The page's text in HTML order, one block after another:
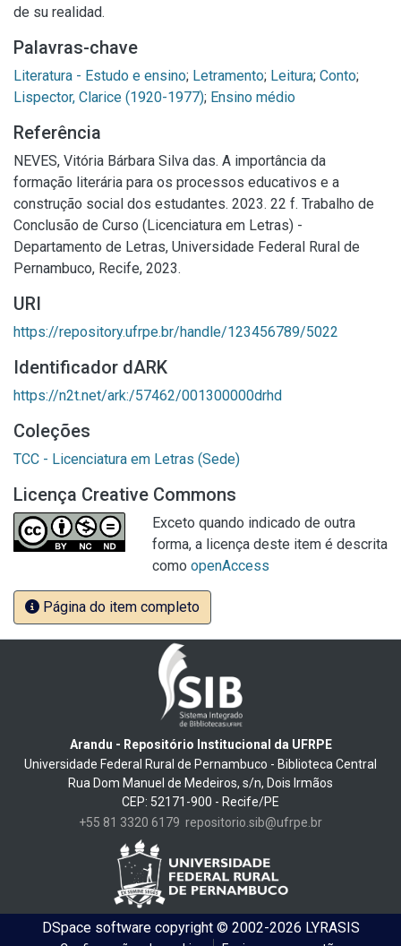
de su realidad.
Palavras-chave
Literatura - Estudo e ensino; Letramento; Leitura; Conto;
Lispector, Clarice (1920-1977); Ensino médio
Referência
NEVES, Vitória Bárbara Silva das. A importância da
formação literária para os processos educativos e a
construção social dos estudantes. 2023. 22 f. Trabalho de
Conclusão de Curso (Licenciatura em Letras) -
Departamento de Letras, Universidade Federal Rural de
Pernambuco, Recife, 2023.
URI
https://repository.ufrpe.br/handle/123456789/5022
Identificador dARK
https://n2t.net/ark:/57462/001300000drhd
Coleções
TCC - Licenciatura em Letras (Sede)
Licença Creative Commons
Exceto quando indicado de outra
forma, a licença deste item é descrita
como openAccess
Página do item completo
Arandu - Repositório Institucional da UFRPE
Universidade Federal Rural de Pernambuco - Biblioteca Central
Rua Dom Manuel de Medeiros, s/n, Dois Irmãos
CEP: 52171-900 - Recife/PE
+55 81 3320 6179 repositorio.sib@ufrpe.br
DSpace softwarecopyright © 2002-2026 LYRASIS